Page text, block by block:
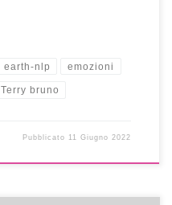
earth-nlp emozioni
Terry bruno
Pubblicato 11 Giugno 2022